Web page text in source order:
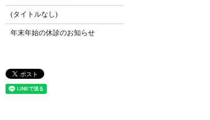
(タイトルなし)
年末年始の休診のお知らせ